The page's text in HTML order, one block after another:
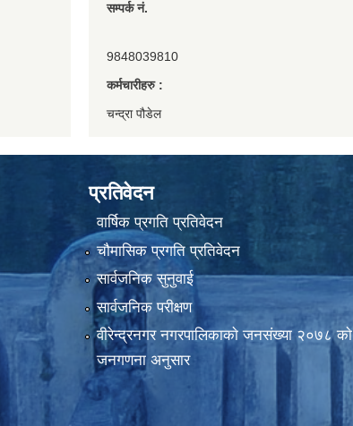
सम्पर्क नं.
9848039810
कर्मचारीहरु :
चन्द्रा पौडेल
प्रतिवेदन
वार्षिक प्रगति प्रतिवेदन
चौमासिक प्रगति प्रतिवेदन
सार्वजनिक सुनुवाई
सार्वजनिक परीक्षण
वीरेन्द्रनगर नगरपालिकाकाे जनसंख्या २०७८ काे
जनगणना अनुसार